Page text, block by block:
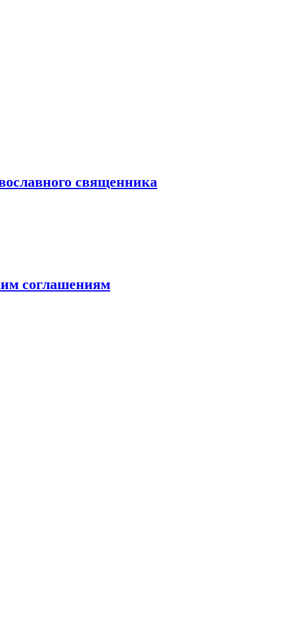
священника
соглашениям